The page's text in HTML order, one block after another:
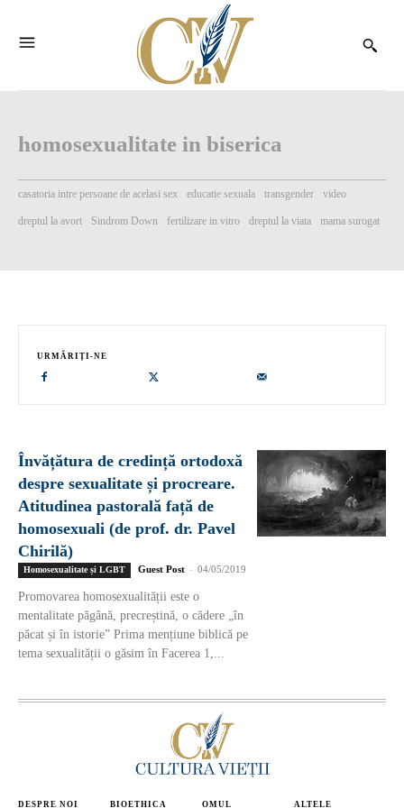
homosexualitate in biserica
casatoria intre persoane de acelasi sex educatie sexuala transgender video
dreptul la avort Sindrom Down fertilizare in vitro dreptul la viata mama surogat
Învățătura de credință ortodoxă
despre sexualitate și procreare.
Atitudinea pastorală față de
homosexuali (de prof. dr. Pavel
Chirilă)
Homosexualitate și LGBT Guest Post - 04/05/2019
Promovarea homosexualității este o
mentalitate păgână, precreștină, o cădere „în
păcat și în istorie” Prima mențiune biblică pe
tema sexualității o găsim în Facerea 1,...
URMĂRIȚI-NE
DESPRE NOI BIOETHICA OMUL ALTELE